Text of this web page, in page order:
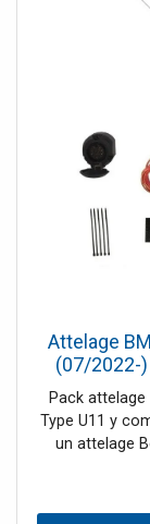
Attelage
(07/2022-)
Pack
Type U11 y
un attelage
13 broches
les